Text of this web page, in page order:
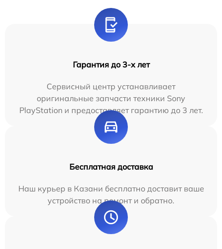
Гарантия до 3-х лет
Сервисный центр устанавливает
оригинальные запчасти техники Sony
PlayStation и предоставляет гарантию до 3 лет.
Бесплатная доставка
Наш курьер в Казани бесплатно доставит ваше
устройство на ремонт и обратно.